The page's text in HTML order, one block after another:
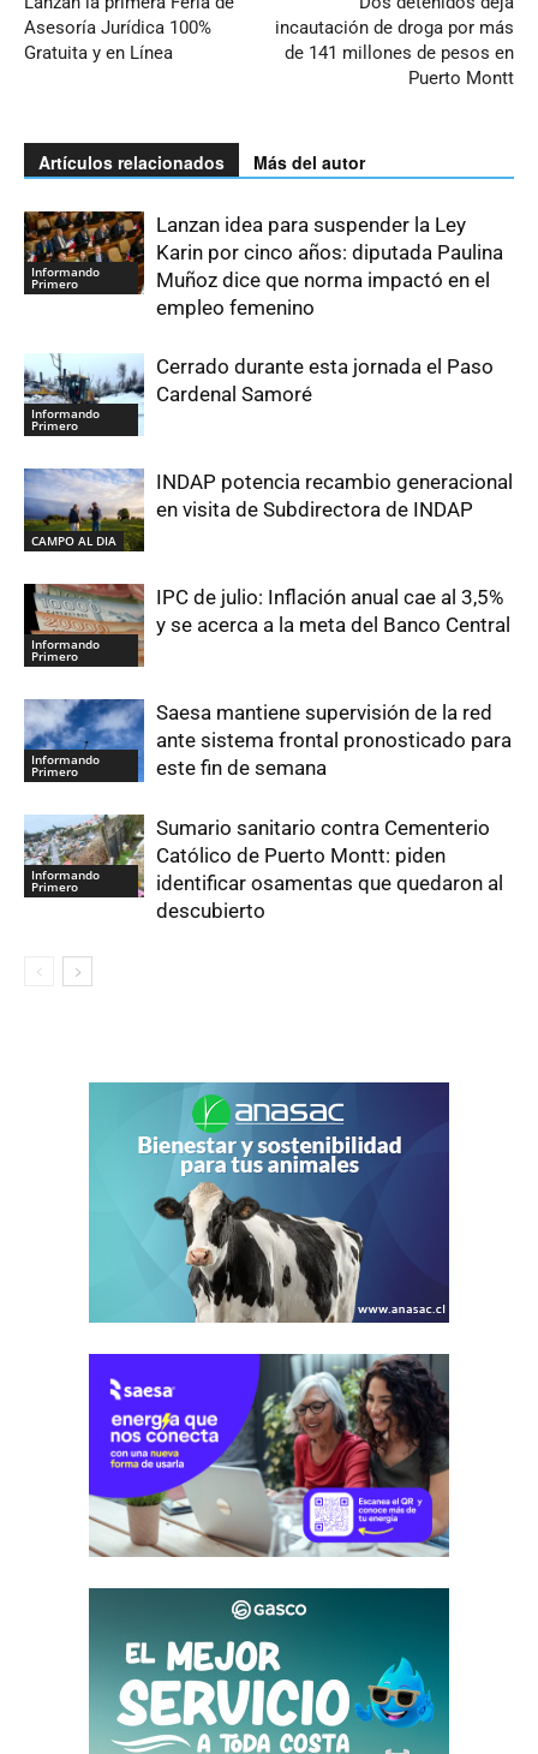
Asesoría Jurídica 100%
Gratuita y en Línea
incautación de droga por más
de 141 millones de pesos en
Puerto Montt
Artículos relacionados Más del autor
Informando
Primero
Lanzan idea para suspender la Ley
Karin por cinco años: diputada Paulina
Muñoz dice que norma impactó en el
empleo femenino
Informando
Primero
Cerrado durante esta jornada el Paso
Cardenal Samoré
CAMPO AL DIA
INDAP potencia recambio generacional
en visita de Subdirectora de INDAP
Informando
Primero
IPC de julio: Inflación anual cae al 3,5%
y se acerca a la meta del Banco Central
Informando
Primero
Saesa mantiene supervisión de la red
ante sistema frontal pronosticado para
este fin de semana
Informando
Primero
Sumario sanitario contra Cementerio
Católico de Puerto Montt: piden
identificar osamentas que quedaron al
descubierto